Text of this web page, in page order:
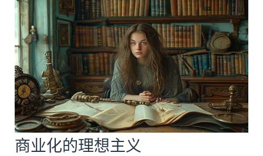
商业化的理想主义